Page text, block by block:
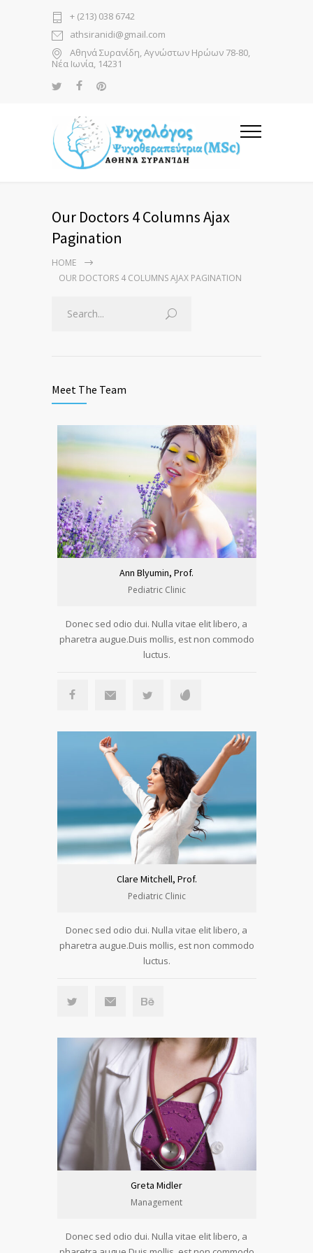
+ (213) 038 6742
athsiranidi@gmail.com
Αθηνά Συρανίδη, Αγνώστων Ηρώων 78-80,
Νέα Ιωνία, 14231
Our Doctors 4 Columns Ajax
Pagination
HOME
OUR DOCTORS 4 COLUMNS AJAX PAGINATION
Meet The Team
Ann Blyumin, Prof.
Pediatric Clinic
Donec sed odio dui. Nulla vitae elit libero, a
pharetra augue.Duis mollis, est non commodo
luctus.
Clare Mitchell, Prof.
Pediatric Clinic
Donec sed odio dui. Nulla vitae elit libero, a
pharetra augue.Duis mollis, est non commodo
luctus.
Greta Midler
Management
Donec sed odio dui. Nulla vitae elit libero, a